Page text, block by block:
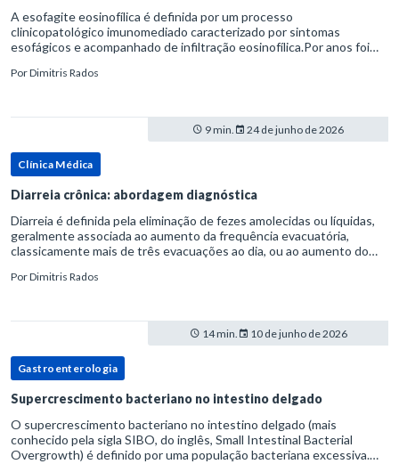
A esofagite eosinofílica é definida por um processo
clinicopatológico imunomediado caracterizado por sintomas
esofágicos e acompanhado de infiltração eosinofílica.Por anos foi
refluxo gastr
PorDimitris Rados
9 min. 24 de junho de 2026
Clínica Médica
Diarreia crônica: abordagem diagnóstica
Diarreia é definida pela eliminação de fezes amolecidas ou líquidas,
geralmente associada ao aumento da frequência evacuatória,
classicamente mais de três evacuações ao dia, ou ao aumento do
PorDimitris Rados
14 min. 10 de junho de 2026
Gastroenterologia
Supercrescimento bacteriano no intestino delgado
O supercrescimento bacteriano no intestino delgado (mais
conhecido pela sigla SIBO, do inglês, Small Intestinal Bacterial
Overgrowth) é definido por uma população bacteriana excessiva.